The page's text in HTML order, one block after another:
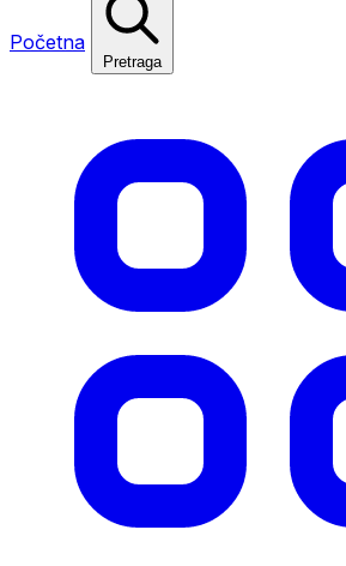
Početna
Pretraga